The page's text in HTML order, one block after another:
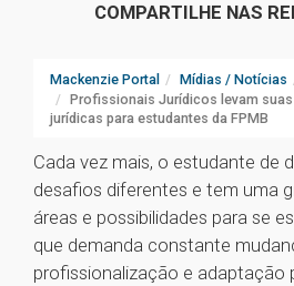
COMPARTILHE NAS
Mackenzie Portal Mídias / Notícias
Profissionais Jurídicos levam
jurídicas para estudantes da FPMB
Cada vez mais, o estudante de
desafios diferentes e tem uma
áreas e possibilidades para se
que demanda constante
profissionalização e adaptação